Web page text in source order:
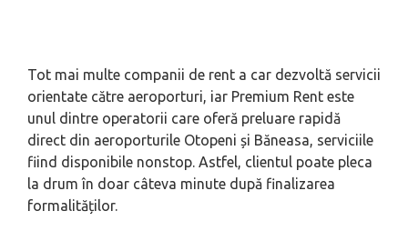
Tot mai multe companii de rent a car dezvoltă servicii
orientate către aeroporturi, iar Premium Rent este
unul dintre operatorii care oferă preluare rapidă
direct din aeroporturile Otopeni și Băneasa, serviciile
fiind disponibile nonstop. Astfel, clientul poate pleca
la drum în doar câteva minute după finalizarea
formalităților.